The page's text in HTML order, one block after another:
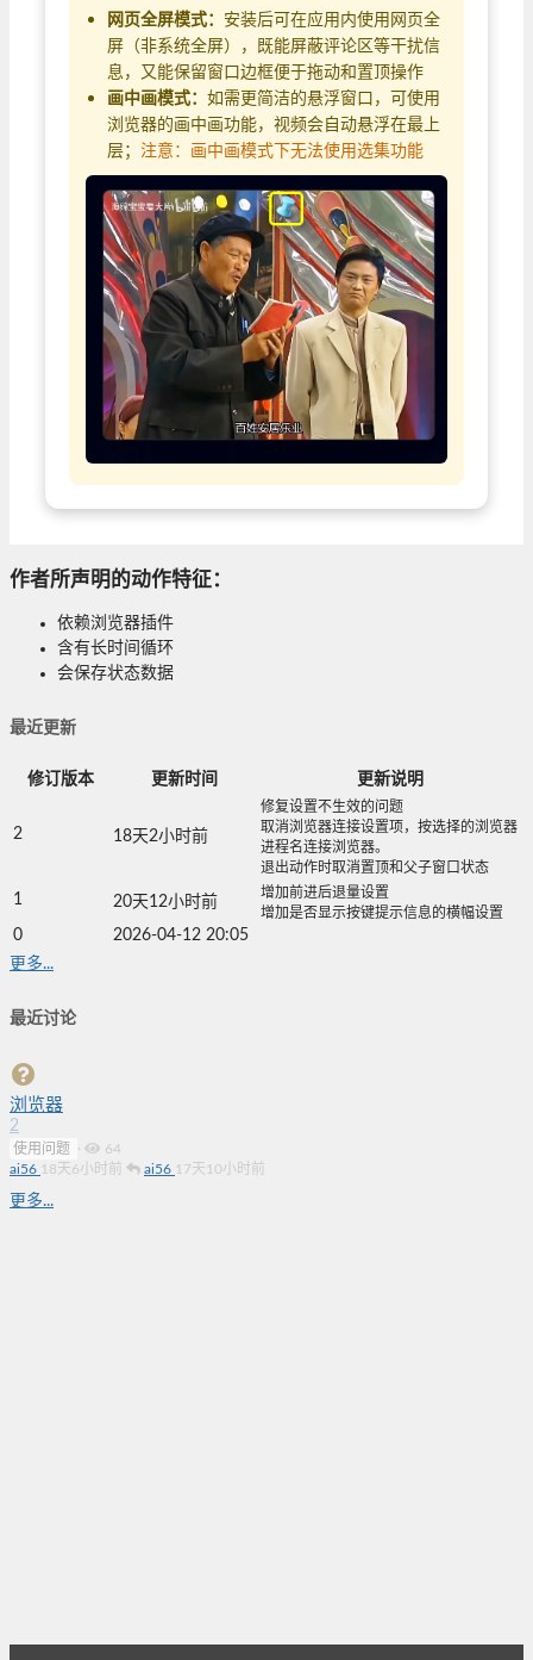
网页全屏模式： 安装后可在应用内使用网页全
屏（非系统全屏），既能屏蔽评论区等干扰信
息，又能保留窗口边框便于拖动和置顶操作
画中画模式： 如需更简洁的悬浮窗口，可使用
浏览器的画中画功能，视频会自动悬浮在最上
层； 注意：画中画模式下无法使用选集功能
作者所声明的动作特征：
依赖浏览器插件
含有长时间循环
会保存状态数据
最近更新
修订版本 更新时间 更新说明
2 18天2小时前
修复设置不生效的问题
取消浏览器连接设置项，按选择的浏览器
进程名连接浏览器。
退出动作时取消置顶和父子窗口状态
1 20天12小时前
增加前进后退量设置
增加是否显示按键提示信息的横幅设置
0
2026-04-12 20:05
更多...
最近讨论
浏览器
2
使用问题 ·
64
ai56 18天6小时前 ai56 17天10小时前
更多...